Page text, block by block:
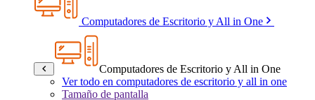
Computadores de Escritorio y All in One
Computadores de Escritorio y All in One
Ver todo en computadores de escritorio y all in one
Tamaño de pantalla